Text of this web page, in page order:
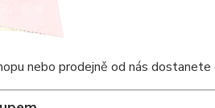
nebo prodejně od nás